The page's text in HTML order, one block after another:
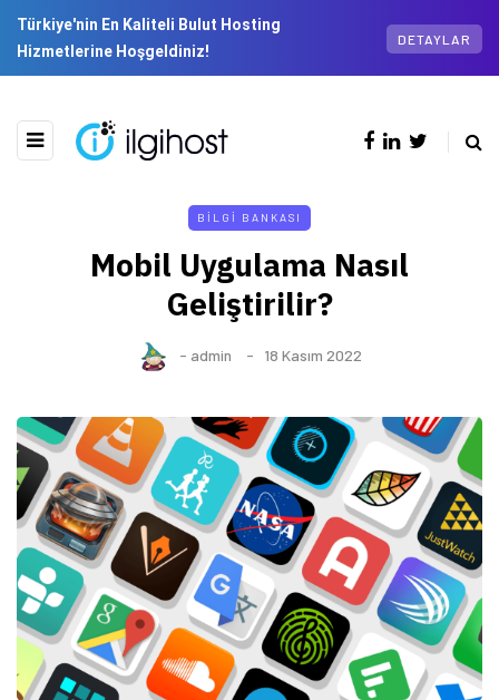
Türkiye'nin En Kaliteli Bulut Hosting
Hizmetlerine Hoşgeldiniz!
DETAYLAR
BILGI BANKASI
Mobil Uygulama Nasıl
Geliştirilir?
- admin 18 Kasım 2022